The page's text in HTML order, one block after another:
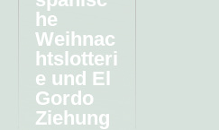
he
Weihnac
htslotteri
e und El
Gordo
Ziehung